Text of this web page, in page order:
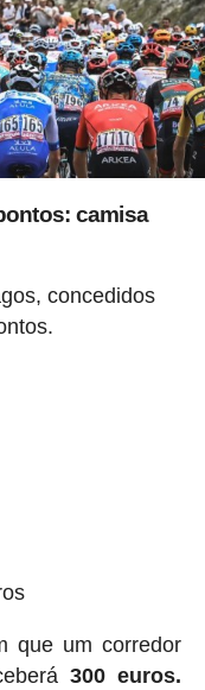
camisa
concedidos
que um corredor
300 euros.